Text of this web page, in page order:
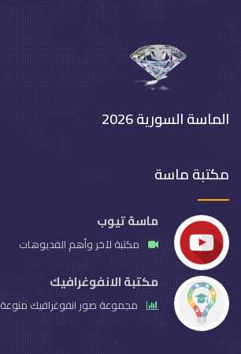
الماسة السورية 2026
مكتبة ماسة
ماسة تيوب
مكتبة لآخر وأهم الفديوهات
مكتبة الانفوغرافيك
مجموعة صور انفوغرافيك منوعة